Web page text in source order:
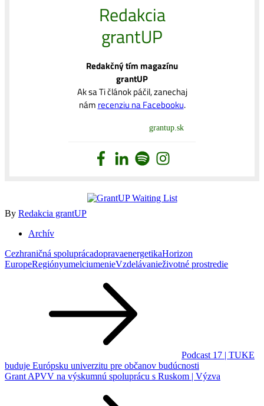
Redakcia
grantUP
Redakčný tím magazínu
grantUP
Ak sa Ti článok páčil, zanechaj
nám recenziu na Facebooku.
grantup.sk
By Redakcia grantUP
Archív
Cezhraničná spoluprácadopravaenergetikaHorizon
EuropeRegiónyumelciumenieVzdelávanieživotné prostredie
Podcast 17 | TUKE
buduje Európsku univerzitu pre občanov budúcnosti
Grant APVV na výskumnú spoluprácu s Ruskom | Výzva